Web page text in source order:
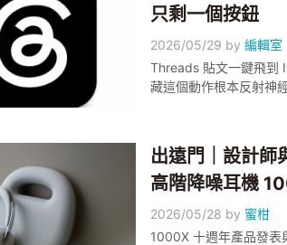
只剩一個按鈕
2026/05/29 by編輯室
Threads 貼文一鍵飛到
藏這個動作根本反射神
出遠門｜設計師
高階降噪耳機
2026/05/28 by 蜜柑
1000X 十週年產品發表